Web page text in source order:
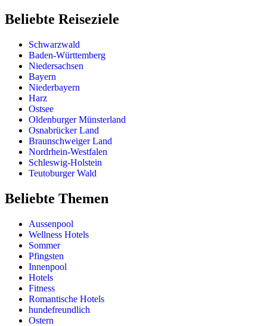
Beliebte Reiseziele
Schwarzwald
Baden-Württemberg
Niedersachsen
Bayern
Niederbayern
Harz
Ostsee
Oldenburger Münsterland
Osnabrücker Land
Braunschweiger Land
Nordrhein-Westfalen
Schleswig-Holstein
Teutoburger Wald
Beliebte Themen
Aussenpool
Wellness Hotels
Sommer
Pfingsten
Innenpool
Hotels
Fitness
Romantische Hotels
hundefreundlich
Ostern